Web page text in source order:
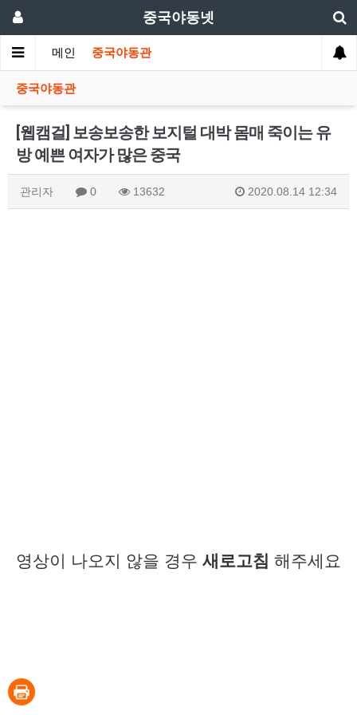
중국야동넷
메인 중국야동관
중국야동관
[웹캠걸] 보송보송한 보지털 대박 몸매 죽이는 유
방 예쁜 여자가 많은 중국
관리자 0 13632 2020.08.14 12:34
영상이 나오지 않을 경우 새로고침 해주세요